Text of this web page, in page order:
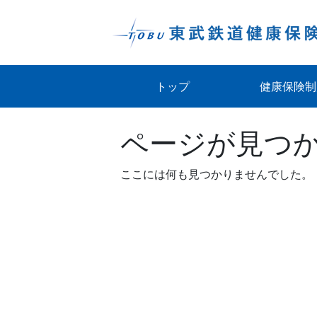
トップ 健康保険
ページが見つ
ここには何も見つかりませんでした。